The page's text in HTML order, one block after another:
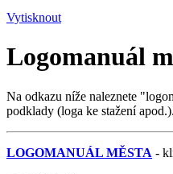
Vytisknout
Logomanuál
Na odkazu níže naleznete
podklady (loga ke stažení apod.).
LOGOMANUÁL MĚSTA -